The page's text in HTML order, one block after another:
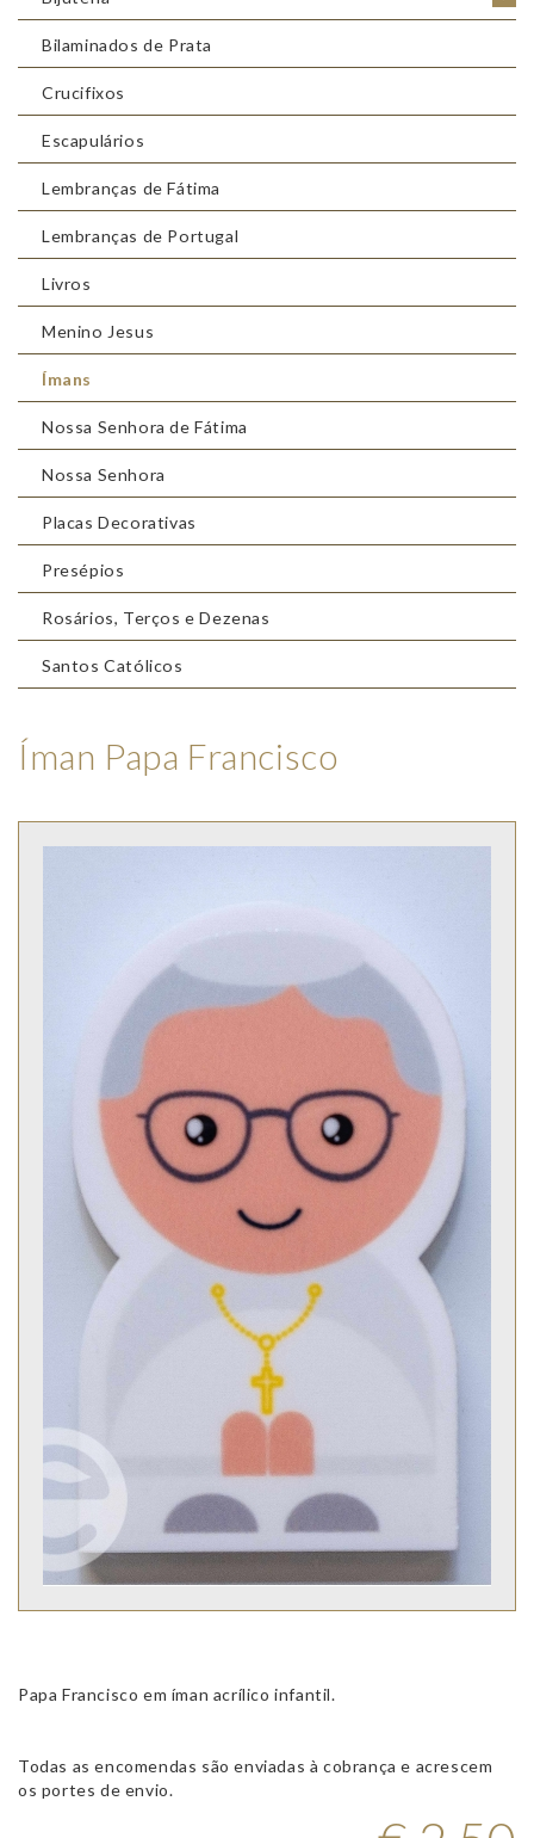
Bilaminados de Prata
Crucifixos
Escapulários
Lembranças de Fátima
Lembranças de Portugal
Livros
Menino Jesus
Ímans
Nossa Senhora de Fátima
Nossa Senhora
Placas Decorativas
Presépios
Rosários, Terços e Dezenas
Santos Católicos
Íman Papa Francisco
Papa Francisco em íman acrílico infantil.
Todas as encomendas são enviadas à cobrança e acrescem
os portes de envio.